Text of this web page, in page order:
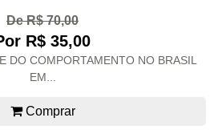
De R$ 70,00
R$ 35,00
DO COMPORTAMENTO NO BRASIL
EM...
Comprar